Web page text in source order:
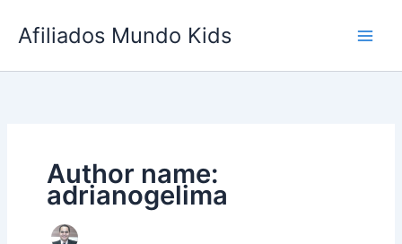
para
conteúdo
Afiliados Mundo Kids
Author name:
adrianogelima